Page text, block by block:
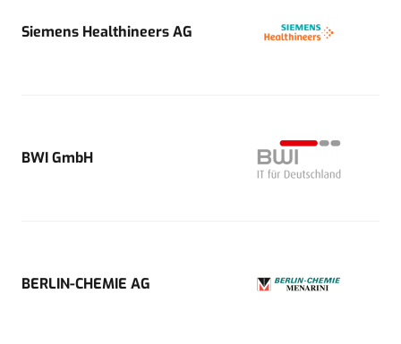
Siemens Healthineers AG
BWI GmbH
BERLIN-CHEMIE AG